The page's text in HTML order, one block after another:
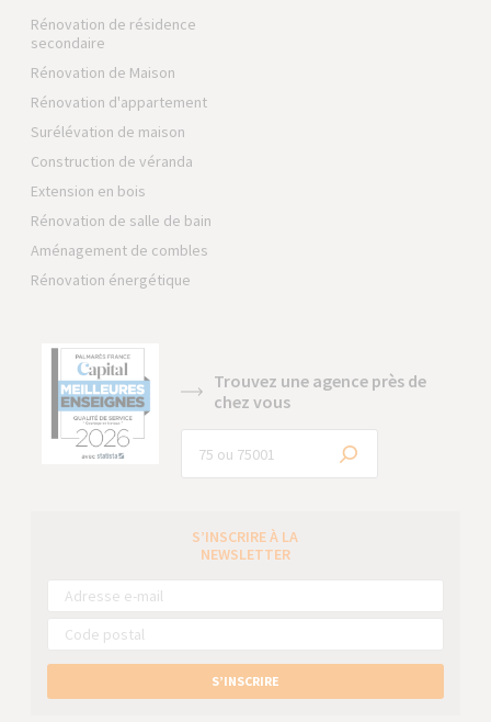
Rénovation de résidence
secondaire
Rénovation de Maison
Rénovation d'appartement
Surélévation de maison
Construction de véranda
Extension en bois
Rénovation de salle de bain
Aménagement de combles
Rénovation énergétique
Trouvez une agence près de
chez vous
S’INSCRIRE À LA
NEWSLETTER
S’INSCRIRE